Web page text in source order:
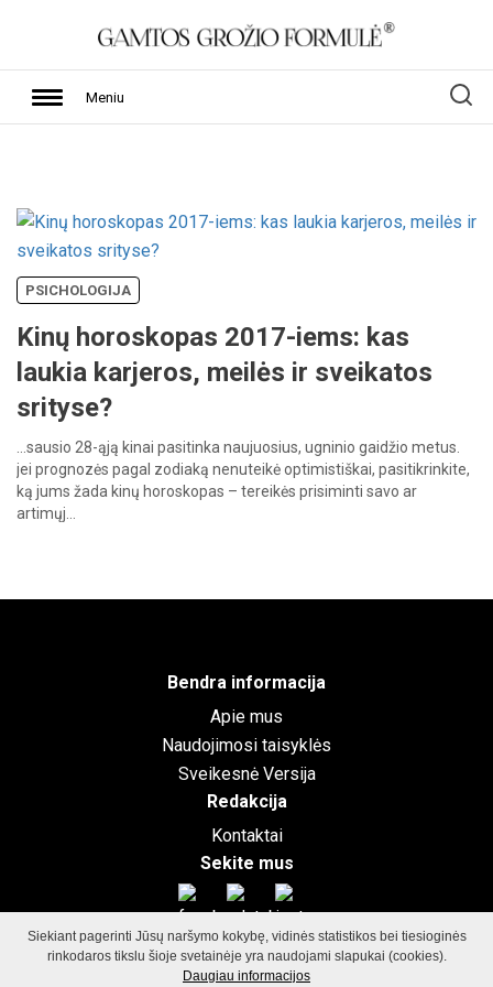
Meniu
PSICHOLOGIJA
Kinų horoskopas 2017-iems: kas
laukia karjeros, meilės ir sveikatos
srityse?
…sausio 28-ąją kinai pasitinka naujuosius, ugninio gaidžio metus.
jei prognozės pagal zodiaką nenuteikėoptimistiškai, pasitikrinkite,
ką jums žada kinų horoskopas – tereikės prisiminti savo ar
artimųj…
Bendra informacija
Apie mus
Naudojimosi taisyklės
Sveikesnė Versija
Redakcija
Kontaktai
Sekite mus
©2026GamtosGrozioFormule.lt Visos teisės saugomos.Svetainių
Siekiant pagerinti Jūsų naršymo kokybę, vidinės statistikos bei tiesioginės
rinkodaros tikslu šioje svetainėje yra naudojami slapukai (cookies).
Daugiau informacijos